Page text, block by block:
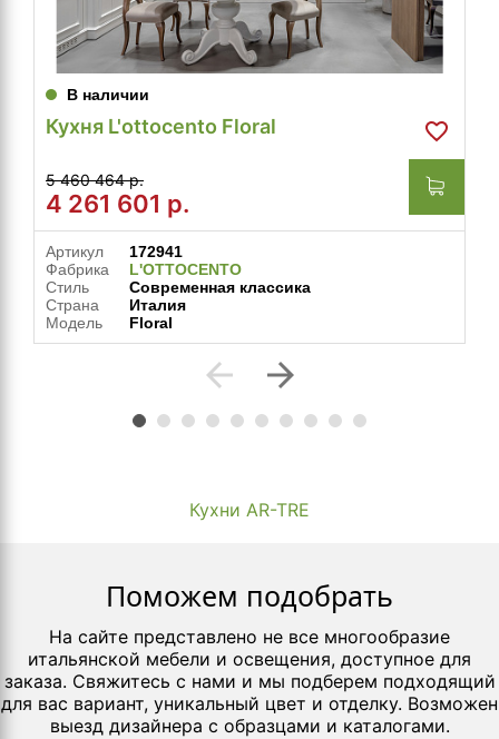
В наличии
Кухня L'ottocento Floral
5 460 464 р.
4 261 601 р.
Артикул
172941
Фабрика
L'OTTOCENTO
Стиль
Современная классика
Страна
Италия
Модель
Floral
arrow_back arrow_forward
Кухни AR-TRE
Поможем подобрать
На сайте представлено не все многообразие
итальянской мебели и освещения, доступное для
заказа. Свяжитесь с нами и мы подберем подходящий
для вас вариант, уникальный цвет и отделку. Возможен
выезд дизайнера с образцами и каталогами.